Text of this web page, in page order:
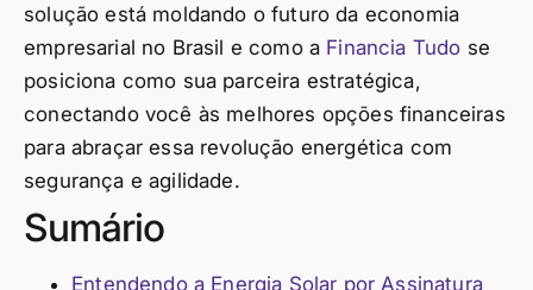
solução está moldando o futuro da economia
empresarial no Brasil e como a Financia Tudo se
posiciona como sua parceira estratégica,
conectando você às melhores opções financeiras
para abraçar essa revolução energética com
segurança e agilidade.
Sumário
Entendendo a Energia Solar por Assinatura